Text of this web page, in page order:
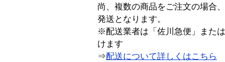
尚、複数の商品をご注文の場合
発送となります。
※配送業者は「佐川急便」また
けます
⇒配送について詳しくはこちら